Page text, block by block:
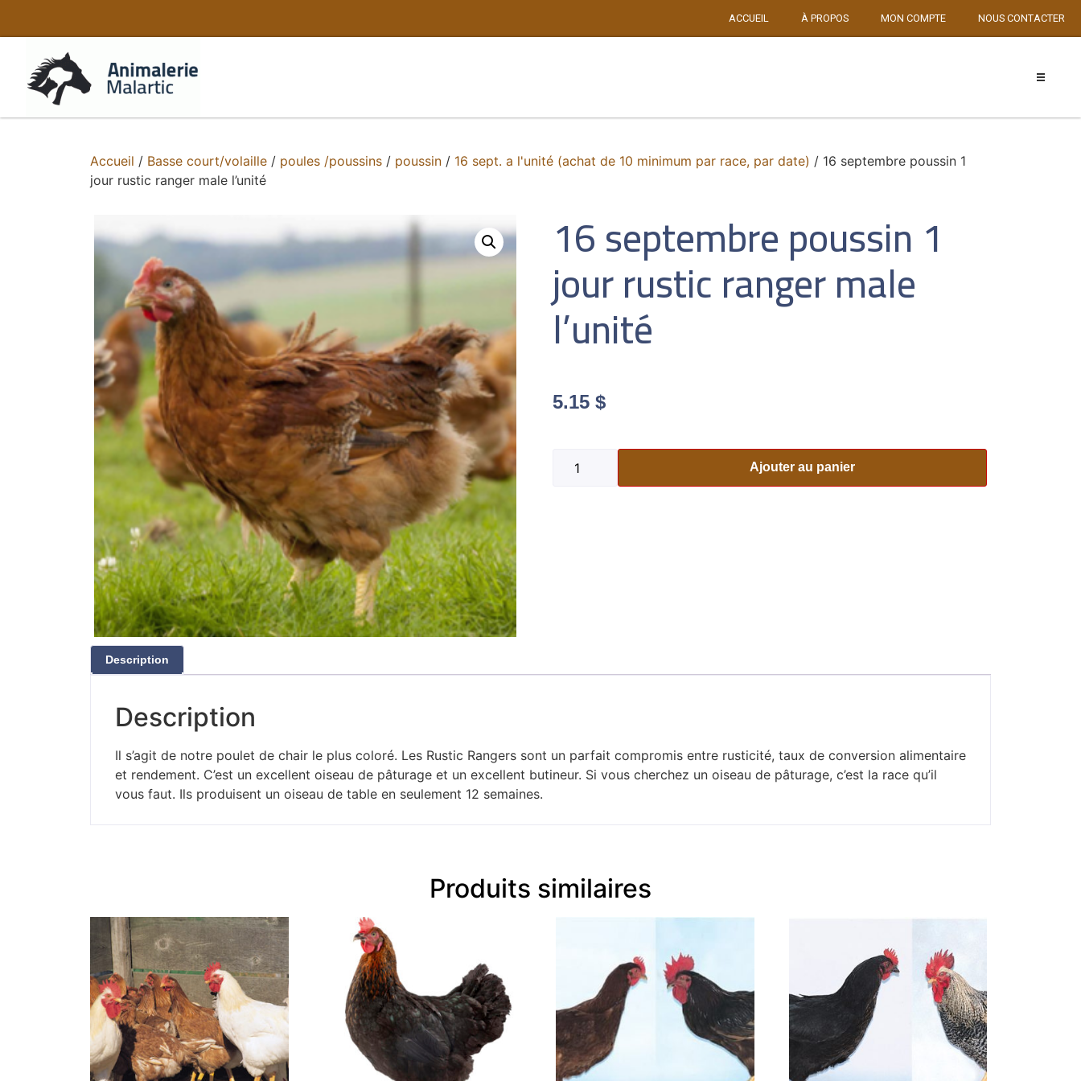
ACCUEIL À PROPOS MON COMPTE NOUS CONTACTER
Accueil / Basse court/volaille / poules /poussins / poussin / 16 sept. a l'unité (achat de 10 minimum par race, par date) / 16 septembre poussin 1
jour rustic ranger male l’unité
16 septembre poussin 1
jour rustic ranger male
l’unité
5.15 $
Ajouter au panier
Description
Description
Il s’agit de notre poulet de chair le plus coloré. Les Rustic Rangers sont un parfait compromis entre rusticité, taux de conversion alimentaire
et rendement. C’est un excellent oiseau de pâturage et un excellent butineur. Si vous cherchez un oiseau de pâturage, c’est la race qu’il
vous faut. Ils produisent un oiseau de table en seulement 12 semaines.
Produits similaires